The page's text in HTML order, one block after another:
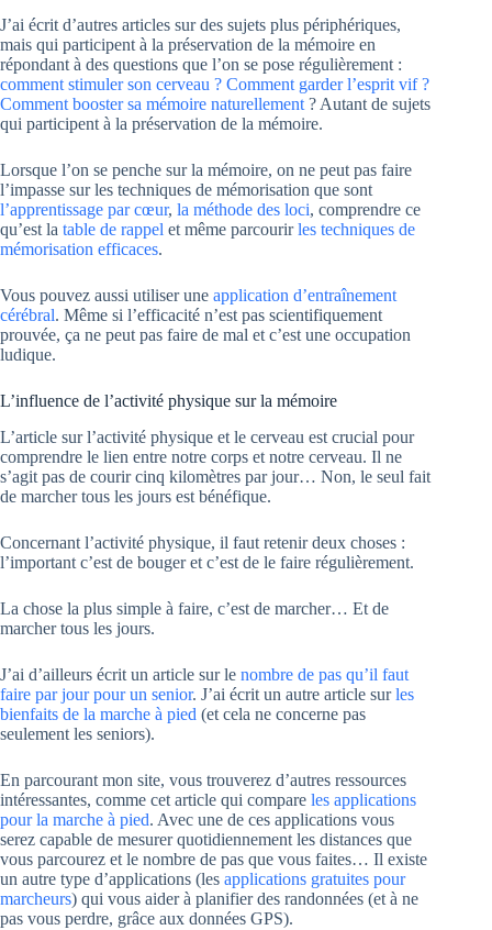
J’ai écrit d’autres articles sur des sujets plus périphériques,
mais qui participent à la préservation de la mémoire en
répondant à des questions que l’on se pose régulièrement :
comment stimuler son cerveau ? Comment garder l’esprit vif ?
Comment booster sa mémoire naturellement ? Autant de sujets
qui participent à la préservation de la mémoire.
Lorsque l’on se penche sur la mémoire, on ne peut pas faire
l’impasse sur les techniques de mémorisation que sont
l’apprentissage par cœur, la méthode des loci, comprendre ce
qu’est la table de rappel et même parcourirles techniques de
mémorisation efficaces.
Vous pouvez aussi utiliser une application d’entraînement
cérébral. Même si l’efficacité n’est pas scientifiquement
prouvée, ça ne peut pas faire de mal et c’est une occupation
ludique.
L’influence de l’activité physique sur la mémoire
L’article sur l’activité physique et le cerveau est crucial pour
comprendre le lien entre notre corps et notre cerveau. Il ne
s’agit pas de courir cinq kilomètres par jour… Non, le seul fait
de marcher tous les jours est bénéfique.
Concernant l’activité physique, il faut retenir deux choses :
l’important c’est de bouger et c’est de le faire régulièrement.
La chose la plus simple à faire, c’est de marcher… Et de
marcher tous les jours.
J’ai d’ailleurs écrit un article sur le nombre de pas qu’il faut
faire par jour pour un senior. J’ai écrit un autre article surles
bienfaits de la marche à pied (et cela ne concerne pas
seulement les seniors).
En parcourant mon site, vous trouverez d’autres ressources
intéressantes, comme cet article qui compare les applications
pour la marche à pied. Avec une de ces applications vous
serez capable de mesurer quotidiennement les distances que
vous parcourez et le nombre de pas que vous faites… Il existe
un autre type d’applications (les applications gratuites pour
marcheurs) qui vous aider à planifier des randonnées (et à ne
pas vous perdre, grâce aux données GPS).